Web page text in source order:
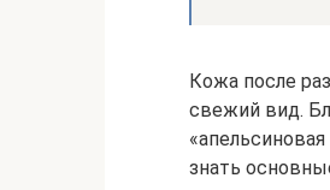
Кожа после
свежий вид.
знать